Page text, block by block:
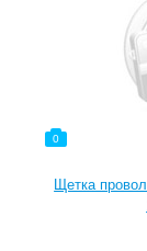
0
Щетка